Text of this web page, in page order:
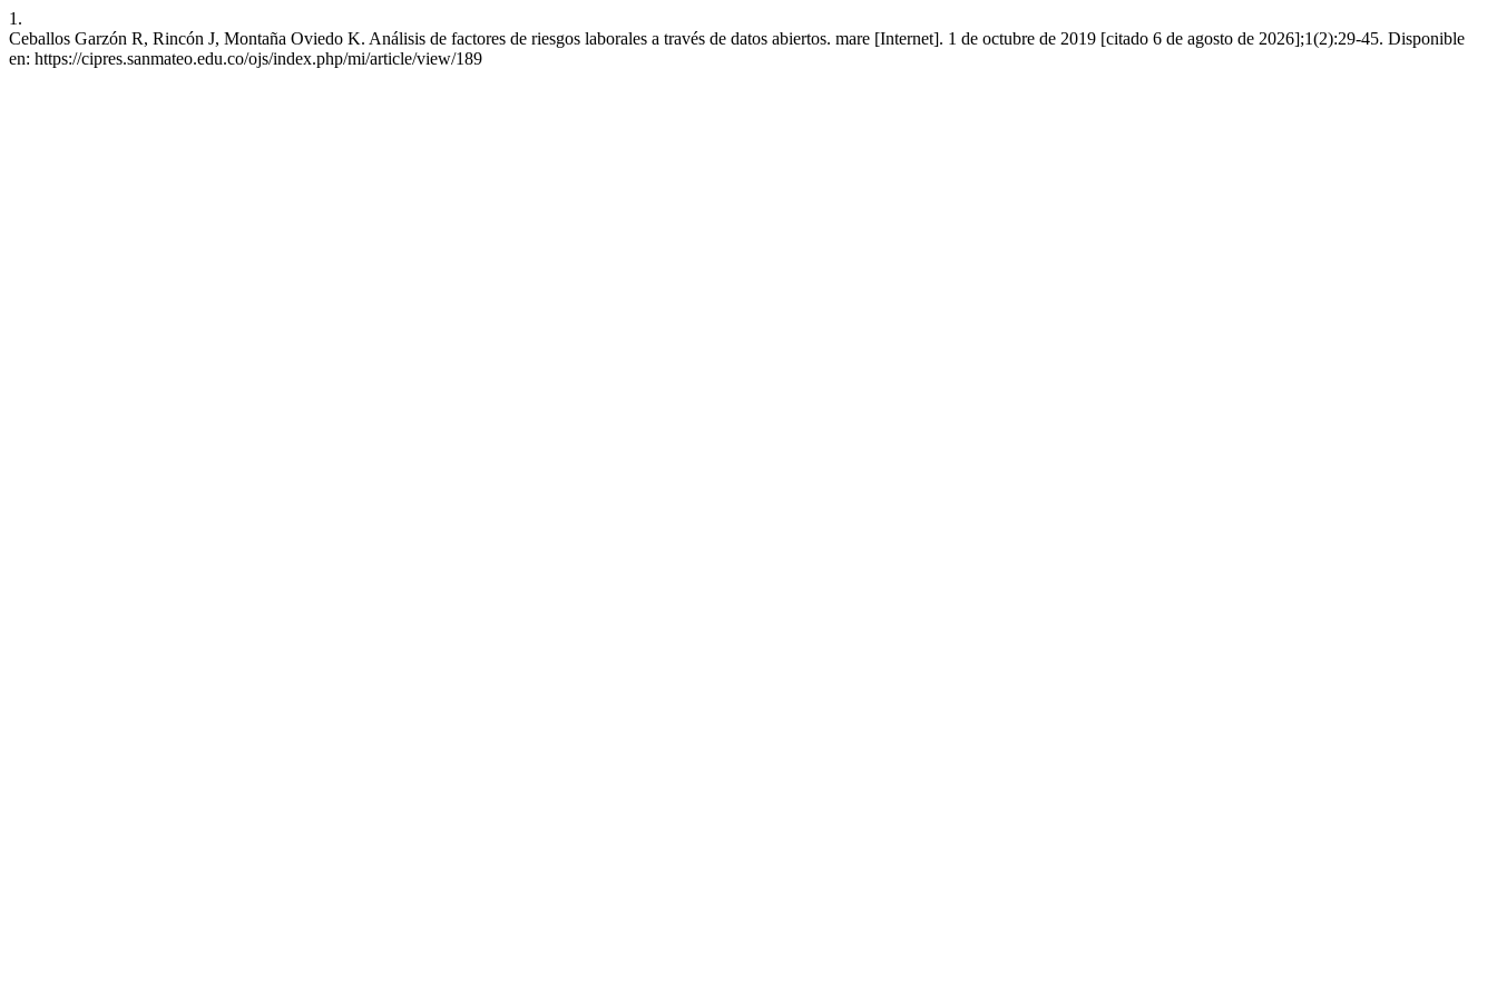
1.
Ceballos Garzón R, Rincón J, Montaña Oviedo K. Análisis de factores de riesgos laborales a través de datos abiertos. mare [Internet]. 1 de octubre de 2019 [citado 6 de agosto de 2026];1(2):29-45. Disponible
en: https://cipres.sanmateo.edu.co/ojs/index.php/mi/article/view/189